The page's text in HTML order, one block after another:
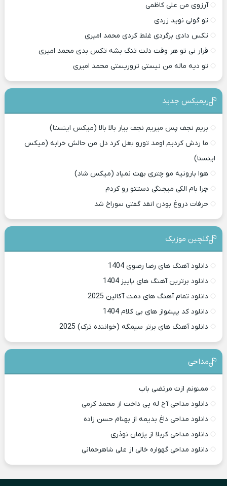
آرزوی من علی کاظمی
تو گولی نوید زردی
تکس دادی برگردی غلط کردی محمد امیری
قرار نی تو هر وقت دلت تنگ بشه تکس بدی محمد امیری
تو دیه ماله من نیستی تروریستی محمد امیری
ریمیکس جدید
بریم نجف پس میریم نجف بیار بالا بالا (میکس اینستا)
ما ردش کردیم اومد تورو بغل کرد دل من حالش خرابه (میکس
اینستا)
هوا بارونیه مو چتری بهت نمیاد (میکس شاد)
چرا بام الکی میجنگی دستتو رو کردم
حرفات دروغ بودن انقد گفتی سوراخ شد
گلچین موزیک
دانلود آهنگ های رضا رضوی 1404
دانلود برترین آهنگ های پاییز 1404
دانلود تمام آهنگ های دمت آکالین 2025
دانلود کد پیشواز های بی کلام 1404
دانلود آهنگ های برتر سیمگه (خواننده ترک) 2025
مداحی
ممنونم ازت مرتضی باب
دانلود مداحی آخ له پی داخت از محمد کرمی
دانلود مداحی داغ بدیمه از بهنام حسن زاده
دانلود مداحی کربلا از پژمان نوذری
دانلود مداحی گهواره خالی از علی شاهرحمانی